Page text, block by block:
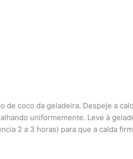
de coco da geladeira. Despeje a
uniformemente. Leve à
2 a 3 horas) para que a calda